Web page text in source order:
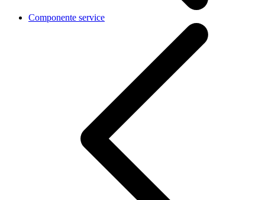
Componente service